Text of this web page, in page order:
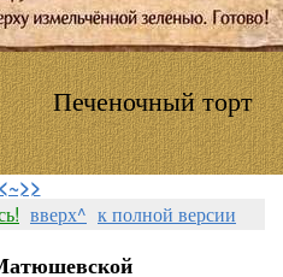
Печеночный торт
⠀
вверх^ к полной версии